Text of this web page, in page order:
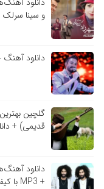
و سینا سرلک
دانلود
گلچین
قدیمی) +
دانلود
+ MP3 با کیفیت بالا)